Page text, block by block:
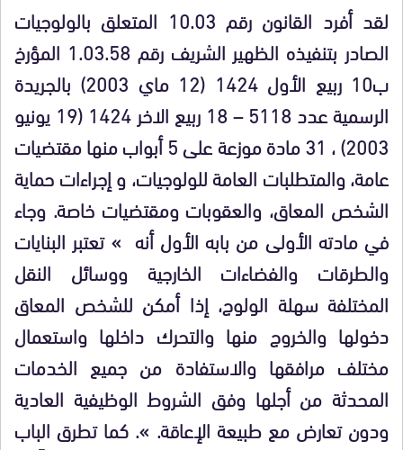
لقد أفرد القانون رقم 10.03 المتعلق بالولوجيات
الصادر بتنفيذه الظهير الشريف رقم 1.03.58 المؤرخ
ب10 ربيع الأول 1424 (12 ماي 2003) بالجريدة
الرسمية عدد 5118 – 18 ربيع الاخر 1424 (19 يونيو
2003) ، 31 مادة موزعة على 5 أبواب منها مقتضيات
عامة، والمتطلبات العامة للولوجيات، و إجراءات حماية
الشخص المعاق، والعقوبات ومقتضيات خاصة. وجاء
في مادته الأولى من بابه الأول أنه » تعتبر البنايات
والطرقات والفضاءات الخارجية ووسائل النقل
المختلفة سهلة الولوج، إذا أمكن للشخص المعاق
دخولها والخروج منها والتحرك داخلها واستعمال
مختلف مرافقها والاستفادة من جميع الخدمات
المحدثة من أجلها وفق الشروط الوظيفية العادية
ودون تعارض مع طبيعة الإعاقة. ». كما تطرق الباب